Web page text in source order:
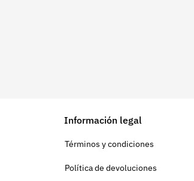
Información legal
Términos y condiciones
Política de devoluciones